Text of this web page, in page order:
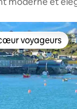
voyageurs les
voyageurs